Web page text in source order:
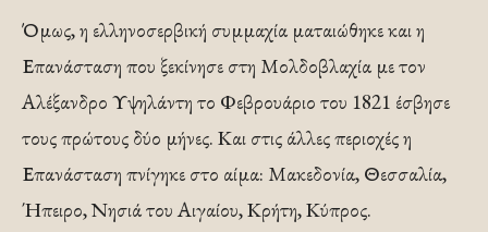
Όμως, η ελληνοσερβική συμμαχία ματαιώθηκε και η
Επανάσταση που ξεκίνησε στη Μολδοβλαχία με τον
Αλέξανδρο Υψηλάντη το Φεβρουάριο του 1821 έσβησε
τους πρώτους δύο μήνες. Και στις άλλες περιοχές η
Επανάσταση πνίγηκε στο αίμα: Μακεδονία, Θεσσαλία,
Ήπειρο, Νησιά του Αιγαίου, Κρήτη, Κύπρος.